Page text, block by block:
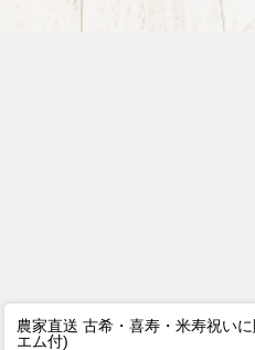
農家直送 古希・喜寿・米寿祝い
エム付)